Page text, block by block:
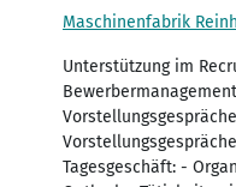
Maschinenfabrik
Unterstützung im
Tagesgeschäft: -